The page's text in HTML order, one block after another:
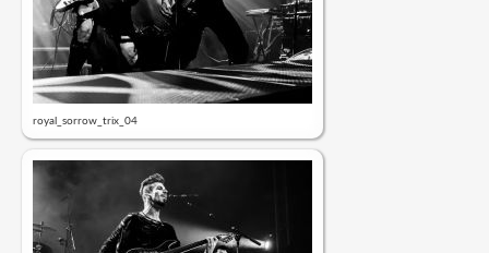
royal_sorrow_trix_04